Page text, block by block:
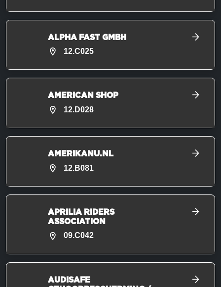
ALPHA FAST GMBH
12.C025
AMERICAN SHOP
12.D028
AMERIKANU.NL
12.B081
APRILIA RIDERS
ASSOCIATION
09.C042
AUDISAFE